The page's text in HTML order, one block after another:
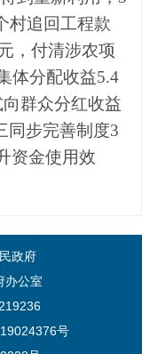
村追回工程款
，付清涉农项
体分配收益5.4
群众分红收益
同步完善制度3
资金使用效
政府
办公室
号